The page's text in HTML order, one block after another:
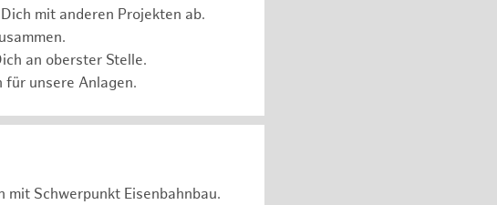
mit anderen Projekten ab.
an oberster Stelle.
für unsere Anlagen.
Schwerpunkt Eisenbahnbau.